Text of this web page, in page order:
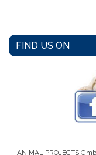
FIND US ON
ANIMAL PROJECTS